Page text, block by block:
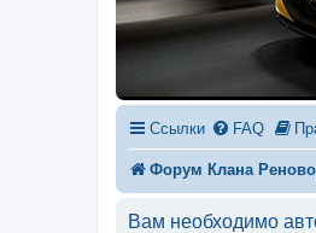
Ссылки FAQ
Форум Клана
Вам необходимо